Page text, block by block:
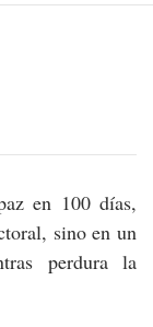
en 100 días,
sino en un
perdura la